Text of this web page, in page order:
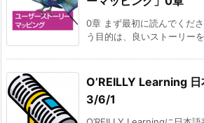
0章 まず最初に読んでくだ
う目的は、良いストーリー
O’REILLY Learning
3/6/1